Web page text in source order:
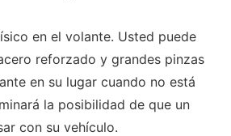
en el volante. Usted puede
reforzado y grandes pinzas
en su lugar cuando no está
la posibilidad de que un
con su vehículo.